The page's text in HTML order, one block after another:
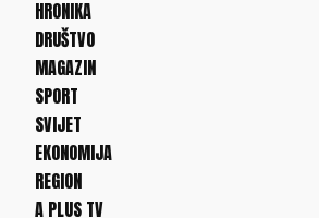
HRONIKA
DRUŠTVO
MAGAZIN
SPORT
SVIJET
EKONOMIJA
REGION
A PLUS TV